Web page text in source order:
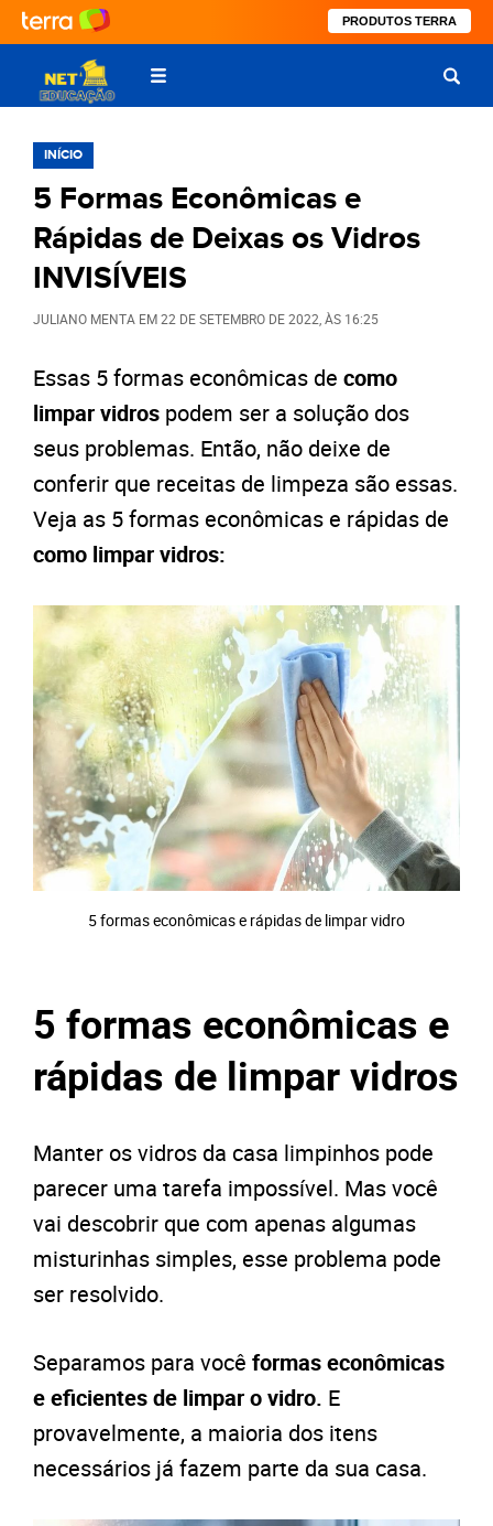
PRODUTOS TERRA
INÍCIO
5 Formas Econômicas e
Rápidas de Deixas os Vidros
INVISÍVEIS
JULIANO MENTA EM22 DE SETEMBRO DE 2022 , ÀS 16:25
Essas 5 formas econômicas de como
limpar vidros podem ser a solução dos
seus problemas. Então, não deixe de
conferir que receitas de limpeza são essas.
Veja as 5 formas econômicas e rápidas de
como limpar vidros:
5 formas econômicas e rápidas de limpar vidro
5 formas econômicas e
rápidas de limpar vidros
Manter os vidros da casa limpinhos pode
parecer uma tarefa impossível. Mas você
vai descobrir que com apenas algumas
misturinhas simples, esse problema pode
ser resolvido.
Separamos para você formas econômicas
e eficientes de limpar o vidro. E
provavelmente, a maioria dos itens
necessários já fazem parte da sua casa.